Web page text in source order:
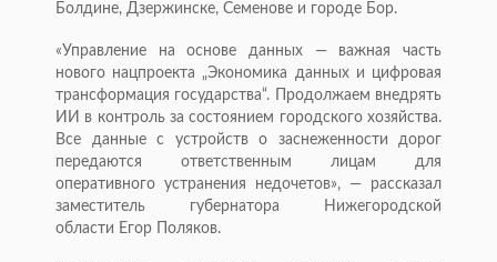
Болдине, Дзержинске, Семенове и городе Бор.
«Управление на основе данных — важная часть
нового нацпроекта „Экономика данных и цифровая
трансформация государства“. Продолжаем внедрять
ИИ в контроль за состоянием городского хозяйства.
Все данные с устройств о заснеженности дорог
передаются ответственным лицам для
оперативного устранения недочетов», — рассказал
заместитель губернатора Нижегородской
области Егор Поляков.